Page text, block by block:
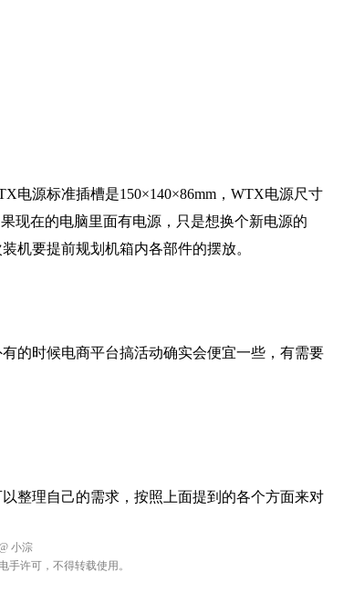
的时候电商平台搞活动确实会便宜一些，有需要